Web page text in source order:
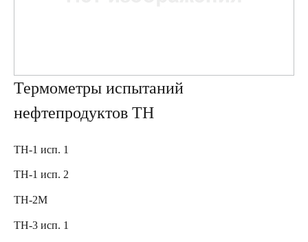
Термометры испытаний
нефтепродуктов ТН
ТН-1 исп. 1
ТН-1 исп. 2
ТН-2М
ТН-3 исп. 1